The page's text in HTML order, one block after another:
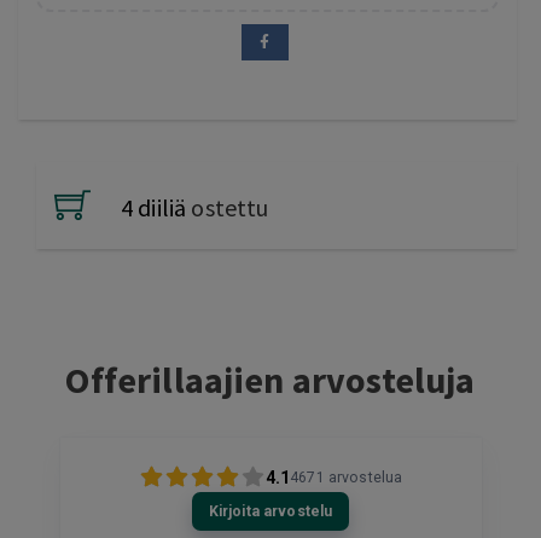
4 diiliä ostettu
Offerillaajien arvosteluja
4.1 4671 arvostelua
Kirjoita arvostelu